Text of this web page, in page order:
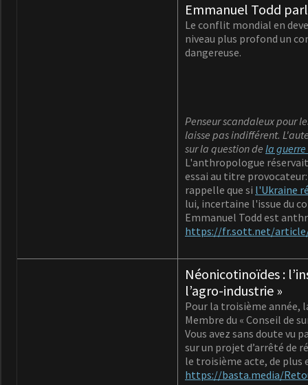
Emmanuel Todd
Le conflit mondial en
niveau plus profond un
dangereuse.
Penseur scandaleux pour
laisse pas indifférent.
sur la question de la
L'anthropologue
essai au titre
rappelle que si l'Ukraine
lui, incertaine l'issue du
Emmanuel Todd est
https://fr.sott.net/article/
Néonicotinoïdes :
l’agro-industrie »
Pour la troisième année,
Membre du « Conseil de
Vous avez sans doute vu
sur un projet d’arrêté de
le troisième acte, de plus
https://basta.media/